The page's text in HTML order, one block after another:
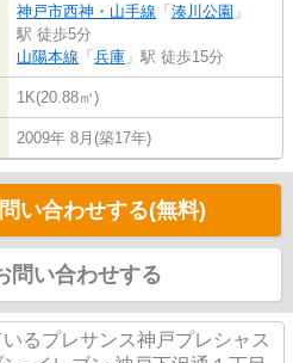
神戸市西神・山手線 「湊川公園 」
駅 徒歩5分
山陽本線 「兵庫 」駅 徒歩15分
1K(20.88㎡)
2009年 8月(築17年)
い合わせする(無料)
問い合わせする
るプレサンス神戸プレシャス